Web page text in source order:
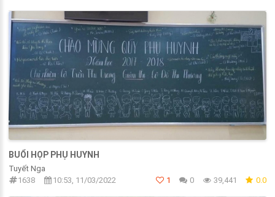
BUỔI HỌP PHỤ HUYNH
Tuyết Nga
1638
10:53, 11/03/2022 1 0 39,441 0.0